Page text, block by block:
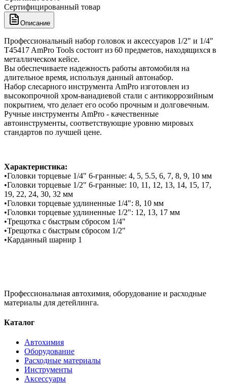
Сертифицированный товар
Описание
Профессиональный набор головок и аксессуаров 1/2" и 1/4"
T45417 AmPro Tools состоит из 60 предметов, находящихся в
металлическом кейсе.
Вы обеспечиваете надежность работы автомобиля на
длительное время, используя данный автонабор.
Набор слесарного инструмента AmPro изготовлен из
высокопрочной хром-ванадиевой стали с антикоррозийным
покрытием, что делает его особо прочным и долговечным.
Ручные инструменты AmPro - качественные
автоинструменты, соответствующие уровню мировых
стандартов по лучшей цене.
Характеристика:
•Головки торцевые 1/4" 6-гранные: 4, 5, 5.5, 6, 7, 8, 9, 10 мм
•Головки торцевые 1/2" 6-гранные: 10, 11, 12, 13, 14, 15, 17,
19, 22, 24, 30, 32 мм
•Головки торцевые удлиненные 1/4": 8, 10 мм
•Головки торцевые удлиненные 1/2": 12, 13, 17 мм
•Трещотка с быстрым сбросом 1/4"
•Трещотка с быстрым сбросом 1/2"
•Карданный шарнир 1
Профессиональная автохимия, оборудование и расходные
материалы для детейлинга.
Каталог
Автохимия
Оборудование
Расходные материалы
Инструменты
Аксессуары